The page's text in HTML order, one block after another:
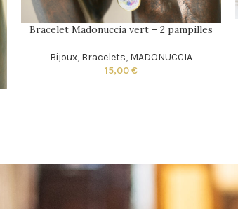
Bracelet Madonuccia vert – 2 pampilles
Bijoux, Bracelets, MADONUCCIA
15,00€